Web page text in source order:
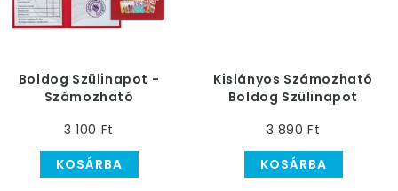
Boldog Szülinapot -
Számozható
3 100 Ft
KOSÁRBA
Kislányos Számozható
Boldog Szülinapot
3 890 Ft
KOSÁRBA